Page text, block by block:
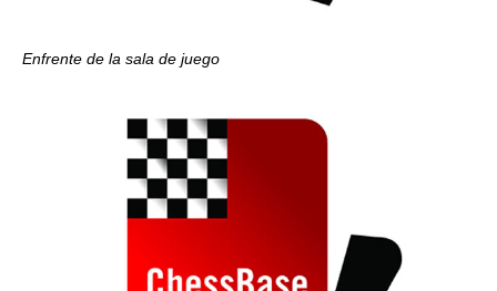
Enfrente de la sala de juego